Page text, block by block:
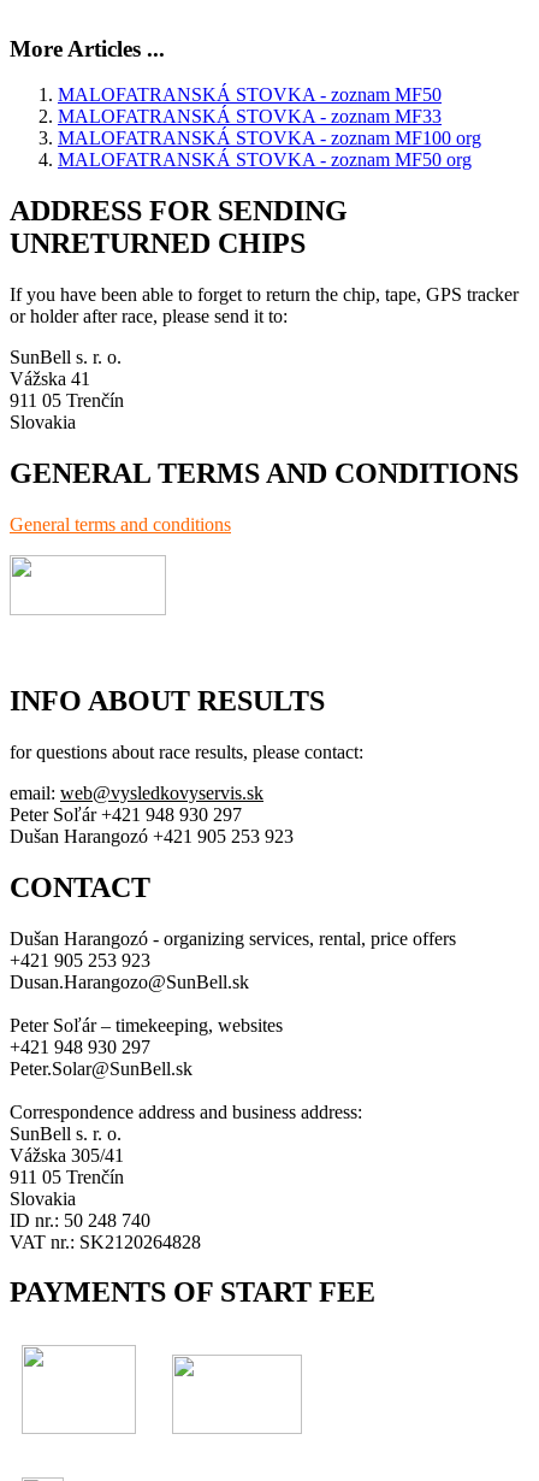
More Articles ...
MALOFATRANSKÁ STOVKA - zoznam MF50
MALOFATRANSKÁ STOVKA - zoznam MF33
MALOFATRANSKÁ STOVKA - zoznam MF100 org
MALOFATRANSKÁ STOVKA - zoznam MF50 org
ADDRESS FOR SENDING
UNRETURNED CHIPS
If you have been able to forget to return the chip, tape, GPS tracker
or holder after race, please send it to:
SunBell s. r. o.
Vážska 41
911 05 Trenčín
Slovakia
GENERAL TERMS AND CONDITIONS
General terms and conditions
INFO ABOUT RESULTS
for questions about race results, please contact:
email: web@vysledkovyservis.sk
Peter Soľár +421 948 930 297
Dušan Harangozó +421 905 253 923
CONTACT
Dušan Harangozó - organizing services, rental, price offers
+421 905 253 923
Dusan.Harangozo@SunBell.sk
Peter Soľár – timekeeping, websites
+421 948 930 297
Peter.Solar@SunBell.sk
Correspondence address and business address:
SunBell s. r. o.
Vážska 305/41
911 05 Trenčín
Slovakia
ID nr.: 50 248 740
VAT nr.: SK2120264828
PAYMENTS OF START FEE